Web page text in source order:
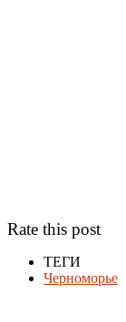
Rate this post
ТЕГИ
Черноморье